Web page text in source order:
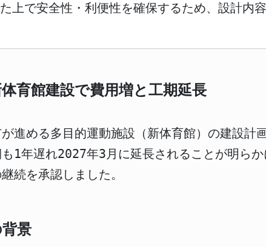
上で安全性・利便性を確保するため、設計内
育館建設で費用増と工期延長
進める多目的運動施設（新体育館）の建設計
1年遅れ2027年3月に延長されることが明ら
続を承認しました。
景